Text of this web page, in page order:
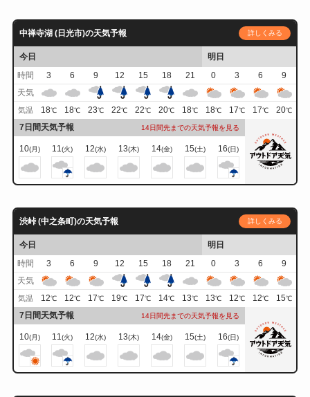
中禅寺湖 (日光市)の天気予報 詳しくみる
今日
明日
時間
3 6 9 12 15 18 21 0 3 6
9
天気
気温 18℃ 18℃ 23℃ 22℃ 22℃ 20℃ 18℃ 18℃ 17℃ 17℃ 20℃
7日間天気予報 14日間先までの天気予報を見る
10(月) 11(火) 12(水) 13(木) 14(金) 15(土) 16(日)
渋峠 (中之条町)の天気予報 詳しくみる
今日
明日
時間
3 6 9 12 15 18 21 0 3 6
9
天気
気温 12℃ 12℃ 17℃ 19℃ 17℃ 14℃ 13℃ 13℃ 12℃ 12℃ 15℃
7日間天気予報 14日間先までの天気予報を見る
10(月) 11(火) 12(水) 13(木) 14(金) 15(土) 16(日)